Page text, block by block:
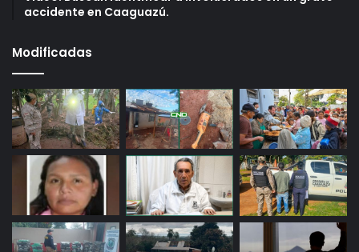
accidente en Caaguazú.
Modificadas